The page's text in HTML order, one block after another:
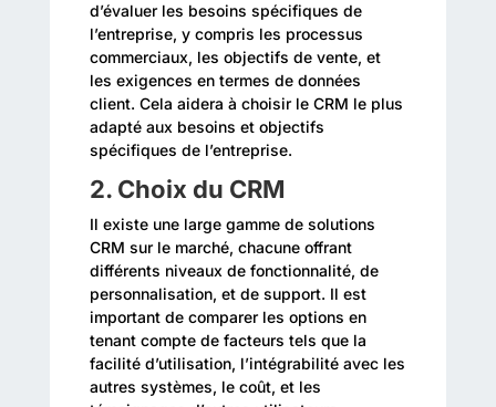
d’évaluer les besoins spécifiques de
l’entreprise, y compris les processus
commerciaux, les objectifs de vente, et
les exigences en termes de données
client. Cela aidera à choisir le CRM le plus
adapté aux besoins et objectifs
spécifiques de l’entreprise.
2. Choix du CRM
Il existe une large gamme de solutions
CRM sur le marché, chacune offrant
différents niveaux de fonctionnalité, de
personnalisation, et de support. Il est
important de comparer les options en
tenant compte de facteurs tels que la
facilité d’utilisation, l’intégrabilité avec les
autres systèmes, le coût, et les